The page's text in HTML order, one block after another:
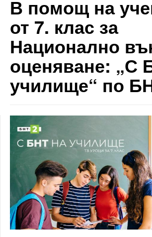
В помощ на
от 7. клас за
Национално
оценяване: „С
училище“ по